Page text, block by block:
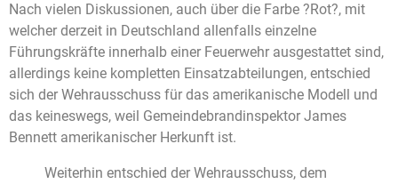
Nach vielen Diskussionen, auch über die Farbe ?Rot?, mit
welcher derzeit in Deutschland allenfalls einzelne
Führungskräfte innerhalb einer Feuerwehr ausgestattet sind,
allerdings keine kompletten Einsatzabteilungen, entschied
sich der Wehrausschuss für das amerikanische Modell und
das keineswegs, weil Gemeindebrandinspektor James
Bennett amerikanischer Herkunft ist.
Weiterhin entschied der Wehrausschuss, dem